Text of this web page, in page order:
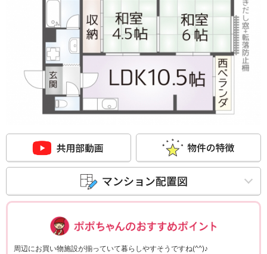
周辺にお買い物施設が揃っていて暮らしやすそうですね(^^)♪